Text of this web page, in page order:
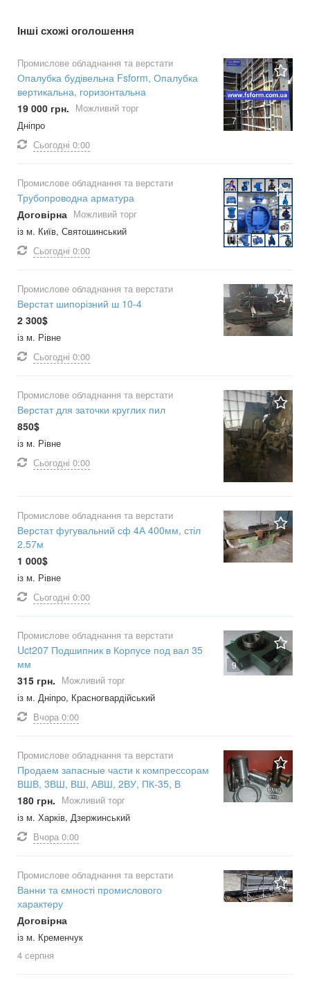
Інші схожі оголошення
7
Промислове обладнання та верстати
Опалубка будівельна Fsform, Опалубка
вертикальна, горизонтальна
19 000 грн. Можливий торг
Дніпро
Сьогодні 0:00
12
Промислове обладнання та верстати
Трубопроводна арматура
Договірна Можливий торг
із м. Київ, Святошинський
Сьогодні 0:00
Промислове обладнання та верстати
Верстат шипорізний ш 10-4
2 300$
із м. Рівне
Сьогодні 0:00
Промислове обладнання та верстати
Верстат для заточки круглих пил
850$
із м. Рівне
Сьогодні 0:00
Промислове обладнання та верстати
Верстат фугувальний сф 4А 400мм, стіл
2.57м
1 000$
із м. Рівне
Сьогодні 0:00
9
Промислове обладнання та верстати
Uct207 Подшипник в Корпусе под вал 35
мм
315 грн. Можливий торг
із м. Дніпро, Красногвардійський
Вчора 0:00
Промислове обладнання та верстати
Продаем запасные части к компрессорам
ВШВ, 3ВШ, ВШ, АВШ, 2ВУ, ПК-35, В
180 грн. Можливий торг
із м. Харків, Дзержинський
Вчора 0:00
Промислове обладнання та верстати
Ванни та ємності промислового
характеру
Договірна
із м. Кременчук
4 серпня